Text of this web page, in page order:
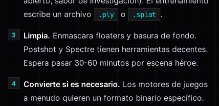
escribe un archivo
.ply o .splat .
Limpia. Enmascara floaters y basura de fondo.
Postshot y Spectre tienen herramientas decentes.
Espera pasar 30-60 minutos por escena héroe.
Convierte si es necesario. Los motores de juegos
a menudo quieren un formato binario específico.